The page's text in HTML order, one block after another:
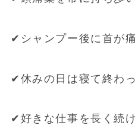
✔シャンプー後に首が
✔休みの日は寝て終わ
✔好きな仕事を長く続